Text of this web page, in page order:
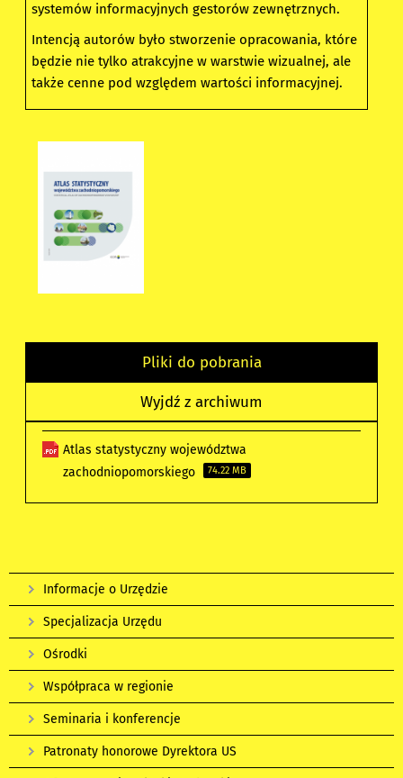
systemów informacyjnych gestorów zewnętrznych.
Intencją autorów było stworzenie opracowania, które
będzie nie tylko atrakcyjne w warstwie wizualnej, ale
także cenne pod względem wartości informacyjnej.
Pliki do pobrania
Wyjdź z archiwum
Atlas statystyczny województwa
zachodniopomorskiego
74.22 MB
Informacje o Urzędzie
Specjalizacja Urzędu
Ośrodki
Współpraca w regionie
Seminaria i konferencje
Patronaty honorowe Dyrektora US